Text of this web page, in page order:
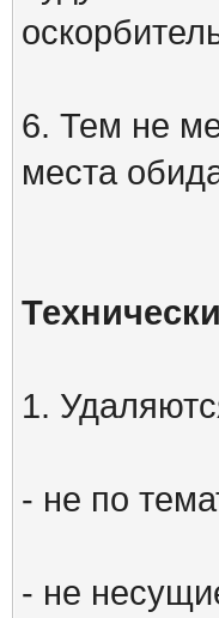
6. Тем не
места
1.
- не по
- не